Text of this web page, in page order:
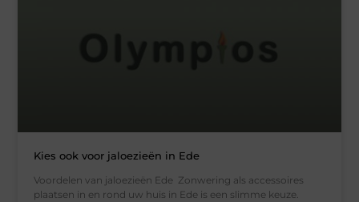
Kies ook voor jaloezieën in Ede
Voordelen van jaloezieën Ede Zonwering als accessoires
plaatsen in en rond uw huis in Ede is een slimme keuze.